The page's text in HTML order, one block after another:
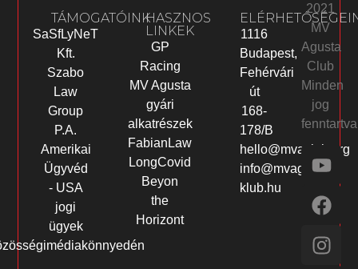
TÁMOGATÓINK
SaSfLyNeT
Kft.
Szabo
Law
Group
P.A.
Amerikai
Ügyvéd
- USA
jogi
ügyek
HASZNOS
LINKEK
GP
Racing
MV Agusta
gyári
alkatrészek
FabianLaw
LongCovid
Beyon
the
Horizont
1116
Budapest,
Fehérvári
út
168-
178/B
hello@mvaclub.org
info@mvagusta-
klub.hu
2021
MV
Agusta
Club
Minden
jog